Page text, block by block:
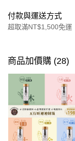
付款與運送方式
超取滿NT$1,500免運
信用卡一次付款
LINE Pay
Apple Pay
街口支付
悠遊付
商品加價購 (28)